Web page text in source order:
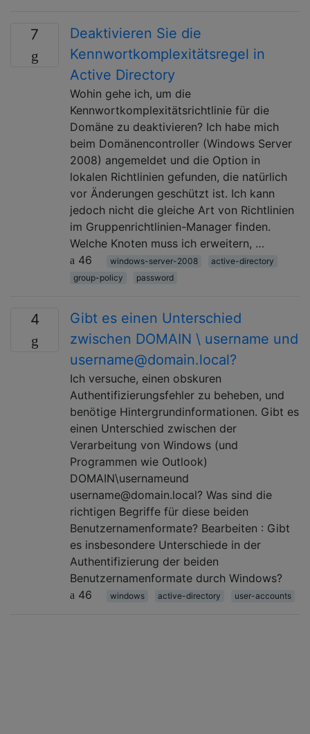
7
Deaktivieren Sie die
Kennwortkomplexitätsregel in
Active Directory
Wohin gehe ich, um die
Kennwortkomplexitätsrichtlinie für die
Domäne zu deaktivieren? Ich habe mich
beim Domänencontroller (Windows Server
2008) angemeldet und die Option in
lokalen Richtlinien gefunden, die natürlich
vor Änderungen geschützt ist. Ich kann
jedoch nicht die gleiche Art von Richtlinien
im Gruppenrichtlinien-Manager finden.
Welche Knoten muss ich erweitern, …
46
windows-server-2008
active-directory
group-policy
password
4
Gibt es einen Unterschied
zwischen DOMAIN \ username und
username@domain.local?
Ich versuche, einen obskuren
Authentifizierungsfehler zu beheben, und
benötige Hintergrundinformationen. Gibt es
einen Unterschied zwischen der
Verarbeitung von Windows (und
Programmen wie Outlook)
DOMAIN\usernameund
username@domain.local? Was sind die
richtigen Begriffe für diese beiden
Benutzernamenformate? Bearbeiten : Gibt
es insbesondere Unterschiede in der
Authentifizierung der beiden
Benutzernamenformate durch Windows?
46
windows active-directory user-accounts